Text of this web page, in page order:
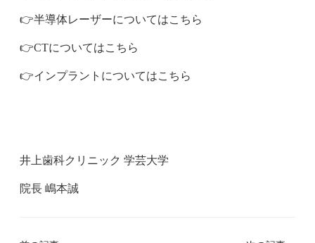
👉️半導体レーザーについてはこちら
👉️CTについてはこちら
👉️インプラントについてはこちら
井上歯科クリニック 学芸大学
院長 嶋本誠